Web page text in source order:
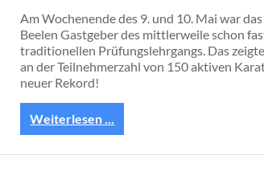
Am Wochenende des 9. und 10. Mai war
Beelen Gastgeber des mittlerweile schon
traditionellen Prüfungslehrgangs. Das
an der Teilnehmerzahl von 150 aktiven
neuer Rekord!
Weiterlesen ...